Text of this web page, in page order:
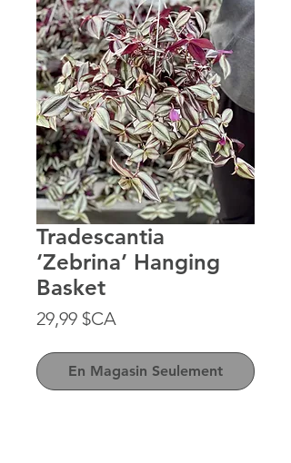
Tradescantia
‘Zebrina’ Hanging
Basket
29,99 $CA
En Magasin Seulement